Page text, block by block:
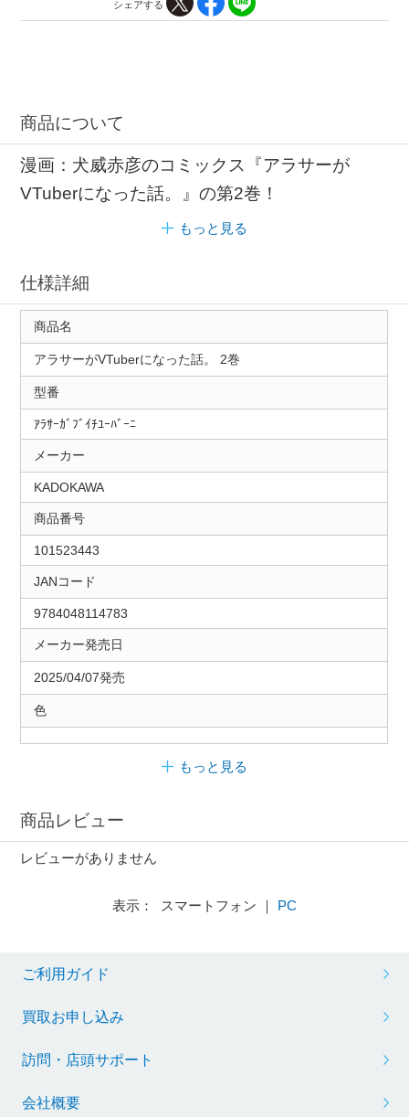
シェアする
商品について
漫画：犬威赤彦のコミックス『アラサーが
VTuberになった話。』の第2巻！
もっと見る
仕様詳細
商品名
アラサーがVTuberになった話。 2巻
型番
ｱﾗｻｰｶﾞﾌﾞｲﾁﾕｰﾊﾞｰﾆ
メーカー
KADOKAWA
商品番号
101523443
JANコード
9784048114783
メーカー発売日
2025/04/07発売
色
もっと見る
商品レビュー
レビューがありません
表示： スマートフォン ｜ PC
ご利用ガイド
買取お申し込み
訪問・店頭サポート
会社概要